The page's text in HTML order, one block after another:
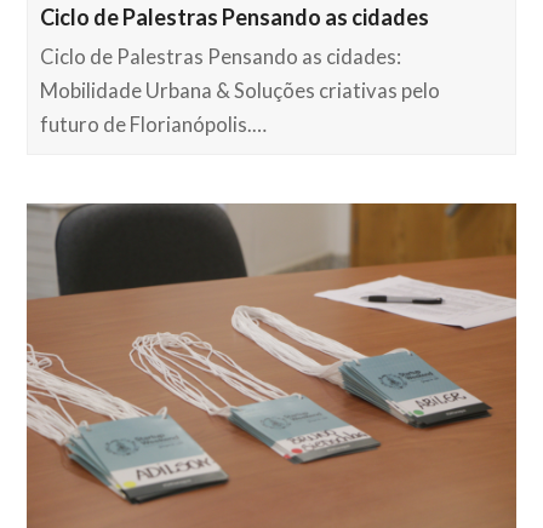
Ciclo de Palestras Pensando as cidades
Ciclo de Palestras Pensando as cidades:
Mobilidade Urbana & Soluções criativas pelo
futuro de Florianópolis.…